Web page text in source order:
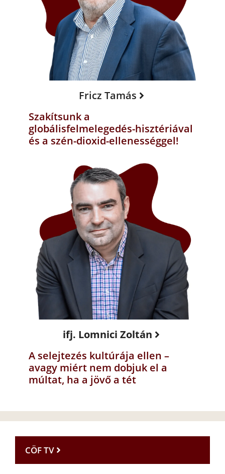
Fricz Tamás
Szakítsunk a
globálisfelmelegedés-hisztériával
és a szén-dioxid-ellenességgel!
ifj. Lomnici Zoltán
A selejtezés kultúrája ellen –
avagy miért nem dobjuk el a
múltat, ha a jövő a tét
CÖF TV